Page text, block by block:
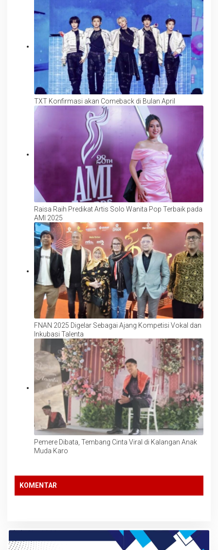
TXT Konfirmasi akan Comeback di Bulan April
Raisa Raih Predikat Artis Solo Wanita Pop Terbaik pada
AMI 2025
FNAN 2025 Digelar Sebagai Ajang Kompetisi Vokal dan
Inkubasi Talenta
Pemere Dibata, Tembang Cinta Viral di Kalangan Anak
Muda Karo
KOMENTAR